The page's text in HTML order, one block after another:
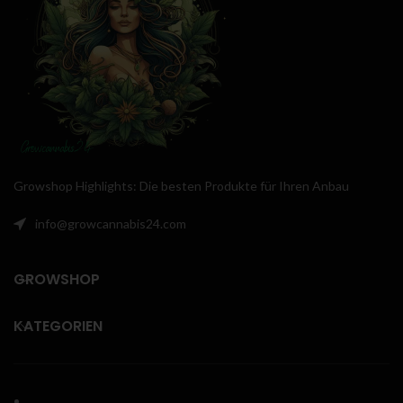
und zeichnet sich durch ihre hohe
Potenz und Robustheit aus. Die
Sporenspritze enthält Millionen
von Sporen, die für eine
erfolgreiche Pilzzucht verwendet
werden können. Es ist wichtig, die
Sporenspritze in einer sterilen
Umgebung zu verwenden, um
eine Kontamination zu vermeiden
Growshop Highlights: Die besten Produkte für Ihren Anbau
info@growcannabis24.com
GROWSHOP
KATEGORIEN